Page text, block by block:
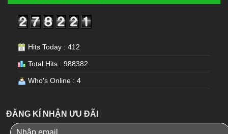
Hits Today : 412
Total Hits : 988382
Who's Online : 4
ĐĂNG KÍ NHẬN ƯU ĐÃI